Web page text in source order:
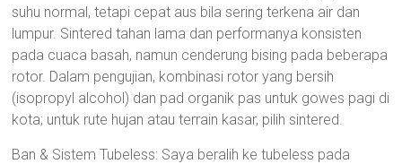
suhu normal, tetapi cepat aus bila sering terkena air dan
lumpur. Sintered tahan lama dan performanya konsisten
pada cuaca basah, namun cenderung bising pada beberapa
rotor. Dalam pengujian, kombinasi rotor yang bersih
(isopropyl alcohol) dan pad organik pas untuk gowes pagi di
kota; untuk rute hujan atau terrain kasar, pilih sintered.
Ban & Sistem Tubeless: Saya beralih ke tubeless pada